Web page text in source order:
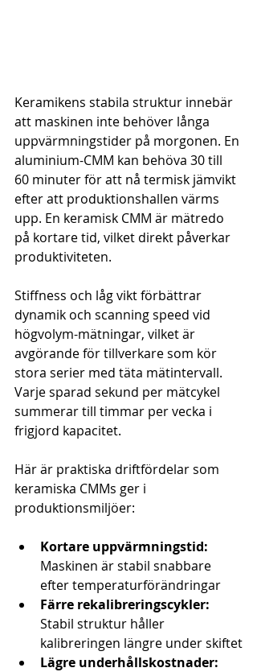
Keramikens stabila struktur innebär
att maskinen inte behöver långa
uppvärmningstider på morgonen. En
aluminium-CMM kan behöva 30 till
60 minuter för att nå termisk jämvikt
efter att produktionshallen värms
upp. En keramisk CMM är mätredo
på kortare tid, vilket direkt påverkar
produktiviteten.
Stiffness och låg vikt förbättrar
dynamik och scanning speed vid
högvolym-mätningar, vilket är
avgörande för tillverkare som kör
stora serier med täta mätintervall.
Varje sparad sekund per mätcykel
summerar till timmar per vecka i
frigjord kapacitet.
Här är praktiska driftfördelar som
keramiska CMMs ger i
produktionsmiljöer:
Kortare uppvärmningstid:
Maskinen är stabil snabbare
efter temperaturförändringar
Färre rekalibreringscykler:
Stabil struktur håller
kalibreringen längre under skiftet
Lägre underhållskostnader: